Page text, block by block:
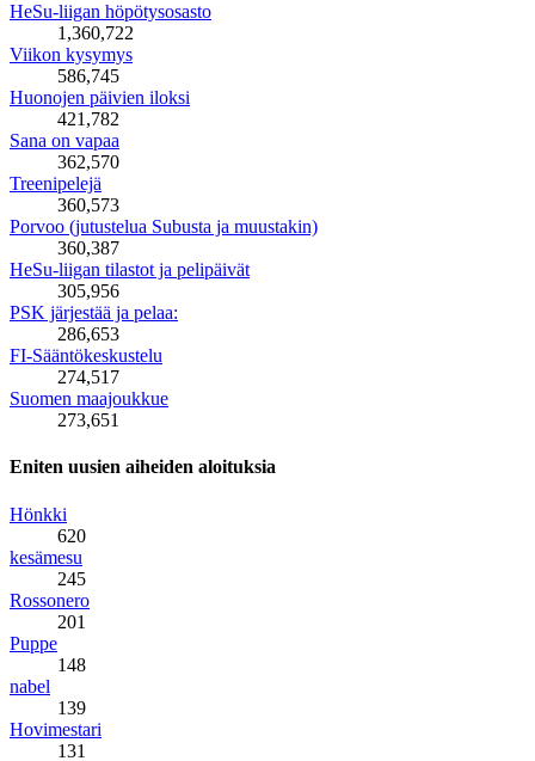
HeSu-liigan höpötysosasto
1,360,722
Viikon kysymys
586,745
Huonojen päivien iloksi
421,782
Sana on vapaa
362,570
Treenipelejä
360,573
Porvoo (jutustelua Subusta ja muustakin)
360,387
HeSu-liigan tilastot ja pelipäivät
305,956
PSK järjestää ja pelaa:
286,653
FI-Sääntökeskustelu
274,517
Suomen maajoukkue
273,651
Eniten uusien aiheiden aloituksia
Hönkki
620
kesämesu
245
Rossonero
201
Puppe
148
nabel
139
Hovimestari
131